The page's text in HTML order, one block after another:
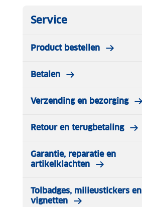
Service
Product bestellen
Betalen
Verzending en bezorging
Retour en terugbetaling
Garantie, reparatie en
artikelklachten
Tolbadges, milieustickers en
vignetten